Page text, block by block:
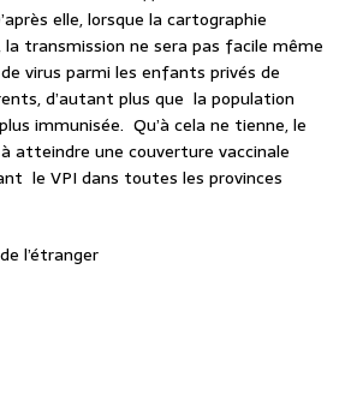
elle, lorsque la cartographie
transmission ne sera pas facile même
virus parmi les enfants privés de
d’autant plus que la population
immunisée. Qu’à cela ne tienne, le
atteindre une couverture vaccinale
le VPI dans toutes les provinces
l’étranger